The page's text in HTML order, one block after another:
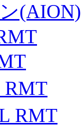
RMT
RMT